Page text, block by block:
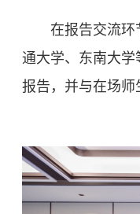
在报告交流环
通大学、东南大学
报告，并与在场师